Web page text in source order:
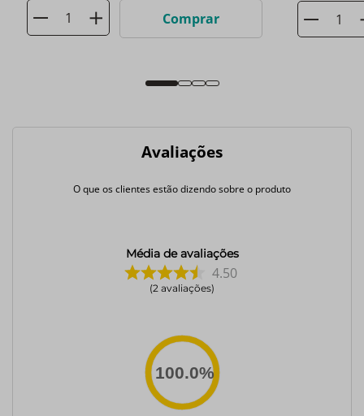
Comprar
Avaliações
O que os clientes estão dizendo sobre o produto
Média de avaliações
4.50
2 avaliações
100.0%